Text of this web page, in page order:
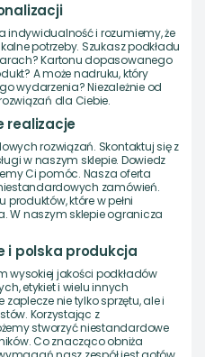
indywidualność i rozumiemy, że
potrzeby. Szukasz podkładu
Kartonu dopasowanego
A może nadruku, który
wydarzenia? Niezależnie od
dla Ciebie.
realizacje
rozwiązań. Skontaktuj się z
w naszym sklepie. Dowiedz
Ci pomóc. Nasza oferta
zamówień.
które w pełni
W naszym sklepie ogranicza
i polska produkcja
wysokiej jakości podkładów
etykiet i wielu innych
nie tylko sprzętu, ale i
Korzystając z
stworzyć niestandardowe
Co znacząco obniża